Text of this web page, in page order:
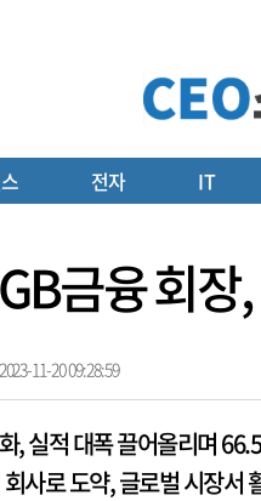
전자 IT
금융 회
11-20 09:28:59
, 실적 대폭 끌어올리며
사로 도약, 글로벌 시장서